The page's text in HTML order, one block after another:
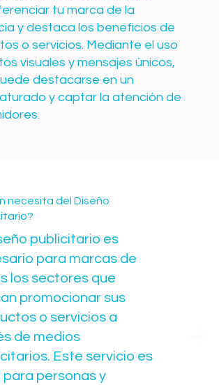
tu marca de la
y destaca los beneficios de
o servicios. Mediante el uso
visuales y mensajes únicos,
destacarse en un
y captar la atención de
necesita del Diseño
publicitario es
para marcas de
los sectores que
promocionar sus
o servicios a
de medios
Este servicio es
para personas y